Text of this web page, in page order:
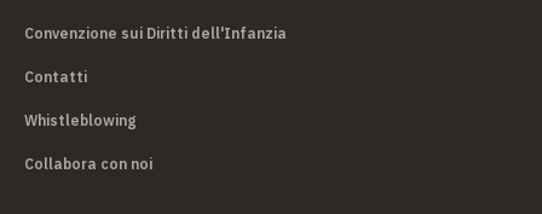
Convenzione sui Diritti dell'Infanzia
Contatti
Whistleblowing
Collabora con noi